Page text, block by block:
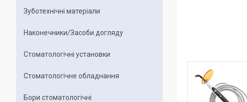
Зуботехнічні матеріали
Наконечники/Засоби догляду
Стоматологічні установки
Стоматологічне обладнання
Бори стоматологічні